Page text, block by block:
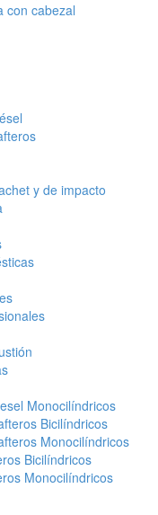
con cabezal
y de impacto
Monocilíndricos
Bicilíndricos
Monocilíndricos
Bicilíndricos
Monocilíndricos